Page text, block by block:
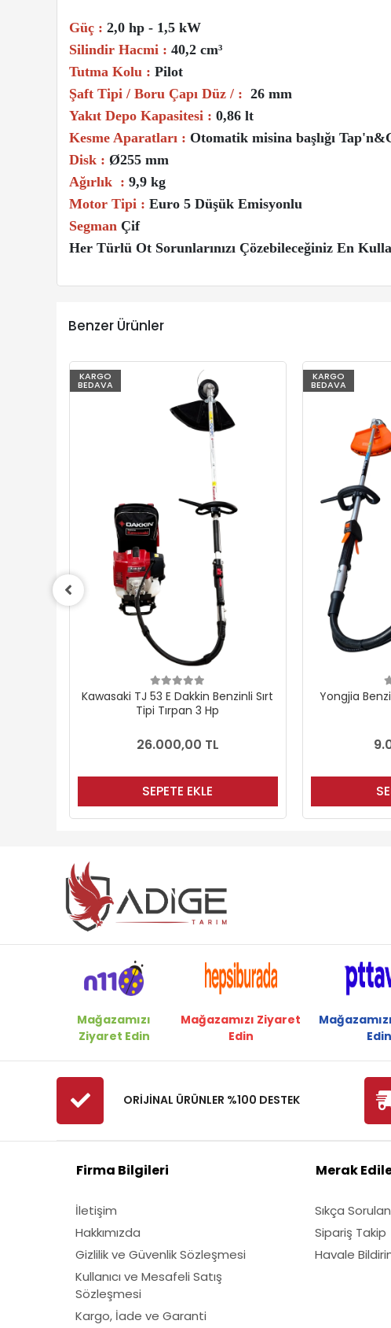
Güç : 2,0 hp - 1,5 kW
Silindir Hacmi : 40,2 cm³
Tutma Kolu : Pilot
Şaft Tipi / Boru Çapı Düz / : 26 mm
Yakıt Depo Kapasitesi : 0,86 lt
Kesme Aparatları : Otomatik misina başlığı
Disk : Ø255 mm
Ağırlık : 9,9 kg
Motor Tipi : Euro 5 Düşük Emisyonlu
Segman Çif
Her Türlü Ot Sorunlarınızı Çözebileceğiniz En
Benzer Ürünler
KARGO
BEDAVA
Yongjia Benzin Motorlu Sırt Tırpanı
2.7 Hp
9.000,00 TL
SEPETE EKLE
KARGO
BEDAVA
Oleomac 454
Sırt
Mağazamızı
Ziyaret Edin
Mağazamızı Ziyaret
Edin
Edin
ORİJİNAL ÜRÜNLER %100 DESTEK
Firma Bilgileri
İletişim
Hakkımızda
Gizlilik ve Güvenlik Sözleşmesi
Kullanıcı ve Mesafeli Satış
Sözleşmesi
Kargo, İade ve Garanti
Merak
Sıkça
Sipariş Takip
Havale